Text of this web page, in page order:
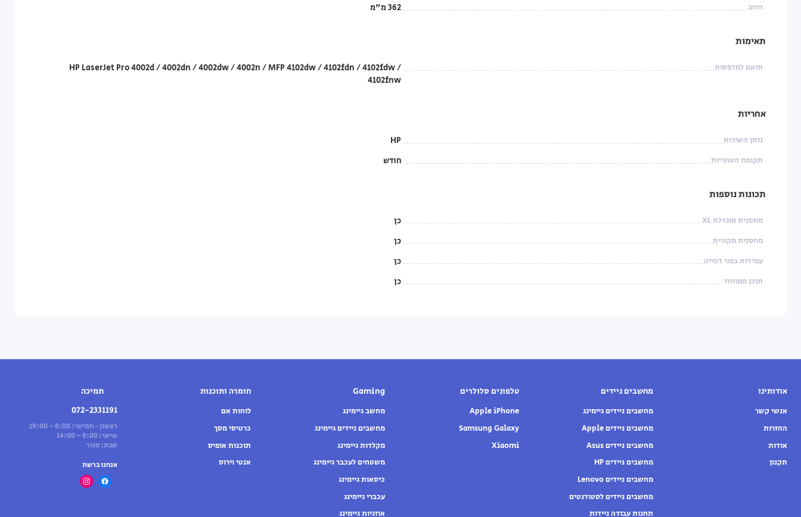
רוחב 362 מ"מ
תאימות
תואם למדפסות
HP LaserJet Pro 4002d / 4002dn / 4002dw / 4002n / MFP 4102dw / 4102fdn / 4102fdw /
4102fnw
אחריות
נותן השירות HP
תקופת האחריות חודש
תכונות נוספות
מחסנית מוגדלת XL כן
מחסנית מקורית כן
עמידות בפני דהייה כן
תוכן ממוחזר כן
אודותינו
אנשי קשר
החזרות
אודות
תקנון
מחשבים ניידים
מחשבים ניידים גיימינג
מחשבים ניידים Apple
מחשבים ניידים Asus
מחשבים ניידים HP
מחשבים ניידים Lenovo
מחשבים ניידים לסטודנטים
תחנות עבודה ניידות
טלפונים סלולרים
Apple iPhone
Samsung Galaxy
Xiaomi
Gaming
מחשב גיימינג
מחשבים ניידים גיימינג
מקלדות גיימינג
משטחים לעכבר גיימינג
כיסאות גיימינג
עכברי גיימינג
אוזניות גיימינג
חומרה ותוכנות
לוחות אם
כרטיסי מסך
תוכנות אופיס
אנטי וירוס
תמיכה
072-2331191
ראשון - חמישי: 8:00 – 19:00
שישי: 8:00 – 14:00
שבת: סגור
אנחנו ברשת